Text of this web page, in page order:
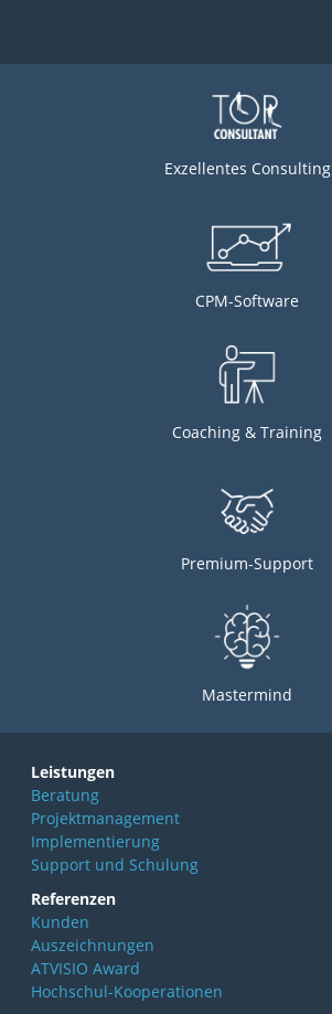
Exzellentes Consulting
CPM-Software
Coaching & Training
Premium-Support
Mastermind
Leistungen
Beratung
Projektmanagement
Implementierung
Support und Schulung
Referenzen
Kunden
Auszeichnungen
ATVISIO Award
Hochschul-Kooperationen